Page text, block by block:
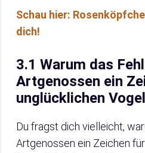
Schau hier:
dich!
3.1 Warum das
Artgenossen ein
unglücklichen
Du fragst dich vielleicht,
Artgenossen ein Zeichen